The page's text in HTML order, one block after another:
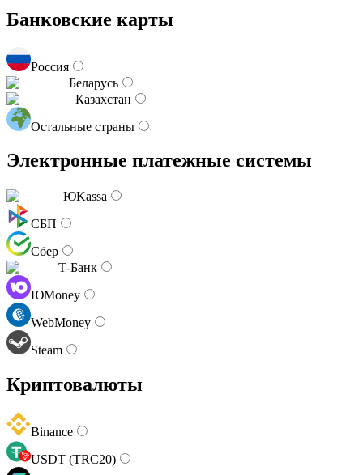
Банковские карты
Россия
Беларусь
Казахстан
Остальные страны
Электронные платежные системы
ЮKassa
СБП
Сбер
Т-Банк
ЮMoney
WebMoney
Steam
Криптовалюты
Binance
USDT (TRC20)